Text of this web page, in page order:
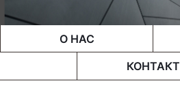
О НАС
КОНТАКТ